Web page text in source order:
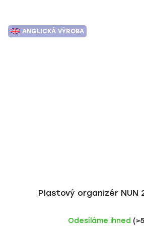
ANGLICKÁ VÝROBA
Plastový organizér NUN
Odesíláme ihned